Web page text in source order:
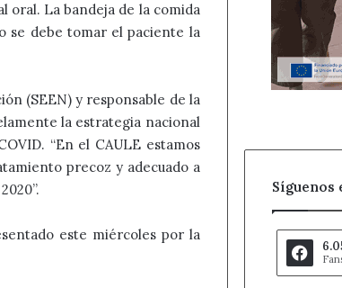
oral. La bandeja de la comida
se debe tomar el paciente la
(SEEN) y responsable de la
la estrategia nacional
“En el CAULE estamos
precoz y adecuado a
este miércoles por la
Síguenos